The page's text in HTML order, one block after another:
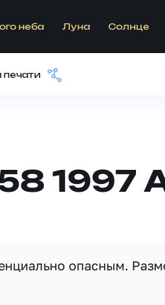
неба Луна Солнце
печати
1997
опасным.